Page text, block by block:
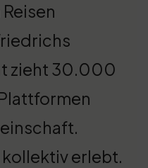
zieht 30.000
erlebt.